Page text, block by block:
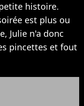
histoire.
est plus ou
Julie n'a donc
pincettes et fout